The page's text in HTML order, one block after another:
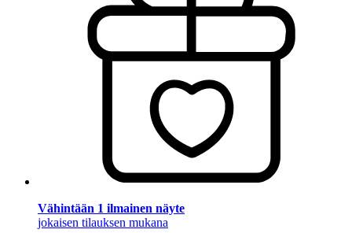
Vähintään 1 ilmainen näyte
jokaisen tilauksen mukana